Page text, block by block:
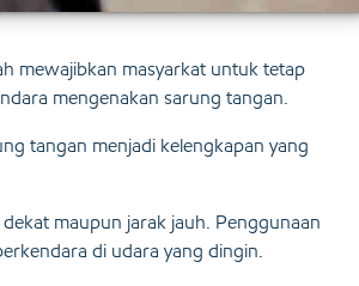
mewajibkan masyarkat untuk tetap
mengenakan sarung tangan.
tangan menjadi kelengkapan yang
maupun jarak jauh. Penggunaan
di udara yang dingin.